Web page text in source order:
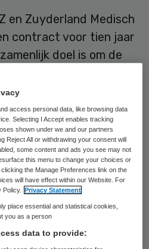
en Zuyderland Medisch
contract voor tien jaar
doel is om de
te organiseren.
tussen CZ en
tijd in de lucht.
dat beide partijen
van 5 procentde
dat voor elkaar te
zorg verplaatsen
access personal data, like browsing data
Selecting I Accept enables tracking
shown under we and our partners
Reject All or withdrawing your consent will
some content and ads you see may not
this menu to change your choices or
the Manage Preferences link on the
will have effect within our Website. For
Policy.
Privacy Statement
place essential and statistical cookies,
you as a person
data to provide: